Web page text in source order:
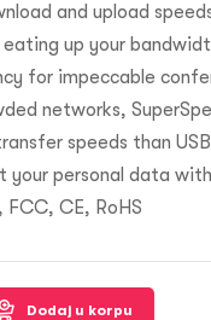
and upload
up your
for impeccable
networks,
speeds than
your personal data
CE, RoHS
Dodaj u korpu